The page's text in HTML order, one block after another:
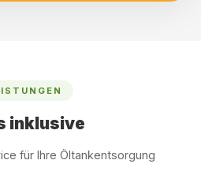
inklusive
für Ihre Öltankentsorgung